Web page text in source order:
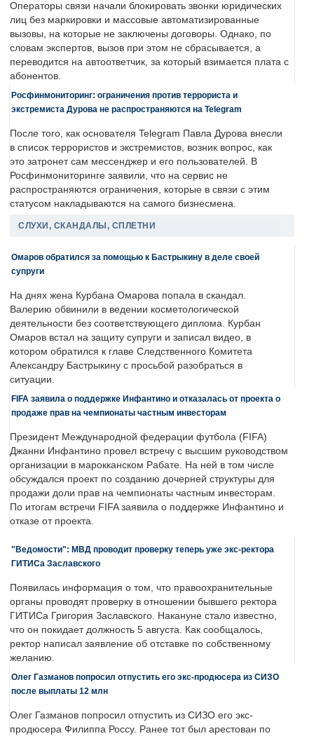
Операторы связи начали блокировать звонки юридических
лиц без маркировки и массовые автоматизированные
вызовы, на которые не заключены договоры. Однако, по
словам экспертов, вызов при этом не сбрасывается, а
переводится на автоответчик, за который взимается плата с
абонентов.
Росфинмониторинг: ограничения против террориста и
экстремиста Дурова не распространяются на Telegram
После того, как основателя Telegram Павла Дурова внесли
в список террористов и экстремистов, возник вопрос, как
это затронет сам мессенджер и его пользователей. В
Росфинмониторинге заявили, что на сервис не
распространяются ограничения, которые в связи с этим
статусом накладываются на самого бизнесмена.
СЛУХИ, СКАНДАЛЫ, СПЛЕТНИ
Омаров обратился за помощью к Бастрыкину в деле своей
супруги
На днях жена Курбана Омарова попала в скандал.
Валерию обвинили в ведении косметологической
деятельности без соответствующего диплома. Курбан
Омаров встал на защиту супруги и записал видео, в
котором обратился к главе Следственного Комитета
Александру Бастрыкину с просьбой разобраться в
ситуации.
FIFA заявила о поддержке Инфантино и отказалась от проекта о
продаже прав на чемпионаты частным инвесторам
Президент Международной федерации футбола (FIFA)
Джанни Инфантино провел встречу с высшим руководством
организации в марокканском Рабате. На ней в том числе
обсуждался проект по созданию дочерней структуры для
продажи доли прав на чемпионаты частным инвесторам.
По итогам встречи FIFA заявила о поддержке Инфантино и
отказе от проекта.
"Ведомости": МВД проводит проверку теперь уже экс-ректора
ГИТИСа Заславского
Появилась информация о том, что правоохранительные
органы проводят проверку в отношении бывшего ректора
ГИТИСа Григория Заславского. Накануне стало известно,
что он покидает должность 5 августа. Как сообщалось,
ректор написал заявление об отставке по собственному
желанию.
Олег Газманов попросил отпустить его экс-продюсера из СИЗО
после выплаты 12 млн
Олег Газманов попросил отпустить из СИЗО его экс-
продюсера Филиппа Россу. Ранее тот был арестован по